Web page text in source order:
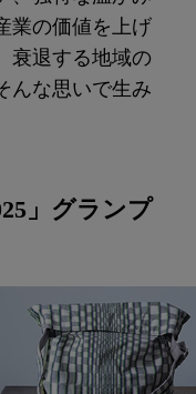
業の価値を上げ
衰退する地域の
んな思いで生み
」グランプ